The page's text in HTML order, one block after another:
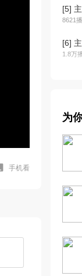
手机看
[5]
8621
[6]
1.8万
[8]
1.6万
[9]
1.6万
[11]
9275
[12]
为